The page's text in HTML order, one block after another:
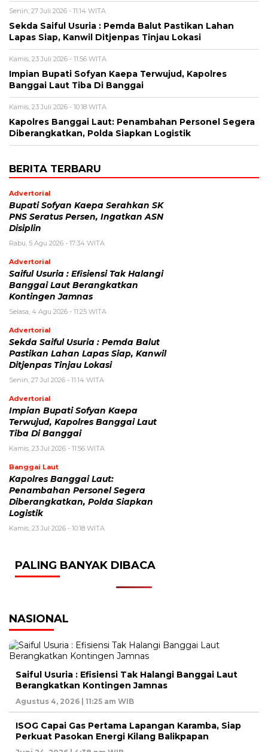
Senin, 27 Juli 2026 - 11:14 WITA
Sekda Saiful Usuria : Pemda Balut Pastikan Lahan
Lapas Siap, Kanwil Ditjenpas Tinjau Lokasi
Kamis, 23 Juli 2026 - 11:56 WITA
Impian Bupati Sofyan Kaepa Terwujud, Kapolres
Banggai Laut Tiba Di Banggai
Kamis, 23 Juli 2026 - 10:18 WITA
Kapolres Banggai Laut: Penambahan Personel Segera
Diberangkatkan, Polda Siapkan Logistik
BERITA TERBARU
Advertorial
Bupati Sofyan Kaepa Serahkan SK
PNS Seratus Persen, Ingatkan ASN
Disiplin
Rabu, 5 Agu 2026 - 17:34 WITA
Advertorial
Saiful Usuria : Efisiensi Tak Halangi
Banggai Laut Berangkatkan
Kontingen Jamnas
Selasa, 4 Agu 2026 - 11:25 WITA
Advertorial
Sekda Saiful Usuria : Pemda Balut
Pastikan Lahan Lapas Siap, Kanwil
Ditjenpas Tinjau Lokasi
Senin, 27 Jul 2026 - 11:14 WITA
Advertorial
Impian Bupati Sofyan Kaepa
Terwujud, Kapolres Banggai Laut
Tiba Di Banggai
Kamis, 23 Jul 2026 - 11:56 WITA
Banggai Laut
Kapolres Banggai Laut:
Penambahan Personel Segera
Diberangkatkan, Polda Siapkan
Logistik
Kamis, 23 Jul 2026 - 10:18 WITA
PALING BANYAK DIBACA
NASIONAL
Saiful Usuria : Efisiensi Tak Halangi Banggai Laut
Berangkatkan Kontingen Jamnas
Agustus 4, 2026 | 11:25 am WIB
ISOG Capai Gas Pertama Lapangan Karamba, Siap
Perkuat Pasokan Energi Kilang Balikpapan